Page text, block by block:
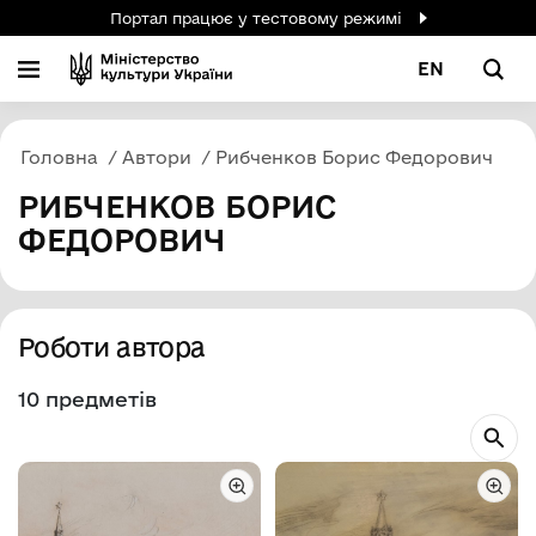
Портал працює у тестовому режимі
EN
Головна Автори Рибченков Борис Федорович
РИБЧЕНКОВ БОРИС
ФЕДОРОВИЧ
Роботи автора
10 предметів